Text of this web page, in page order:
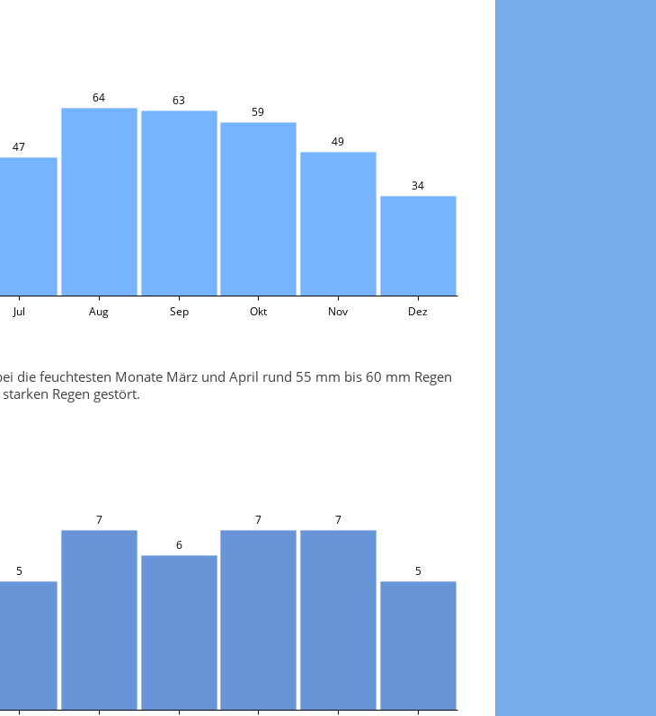
47
64 63
59
49
34
Jul Aug Sep Okt Nov Dez
die feuchtesten Monate März und April rund 55 mm bis 60 mm Regen
Regen gestört.
5
7
6
7 7
5